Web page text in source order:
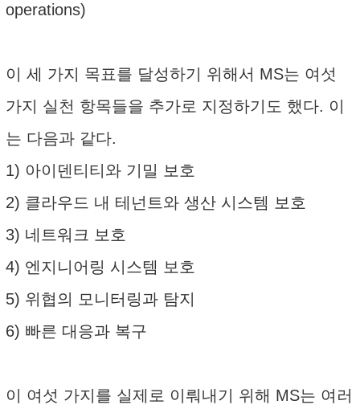
operations)
이 세 가지 목표를 달성하기 위해서 MS는 여섯
가지 실천 항목들을 추가로 지정하기도 했다. 이
는 다음과 같다.
1) 아이덴티티와 기밀 보호
2) 클라우드 내 테넌트와 생산 시스템 보호
3) 네트워크 보호
4) 엔지니어링 시스템 보호
5) 위협의 모니터링과 탐지
6) 빠른 대응과 복구
이 여섯 가지를 실제로 이뤄내기 위해 MS는 여러